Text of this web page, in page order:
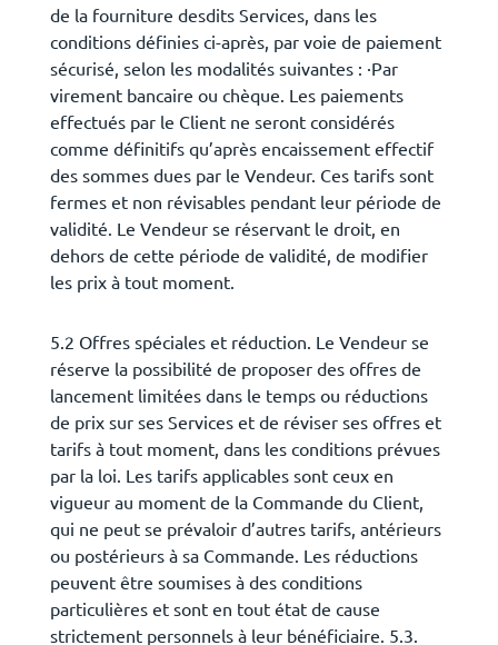
de la fourniture desdits Services, dans les
conditions définies ci-après, par voie de paiement
sécurisé, selon les modalités suivantes : ·Par
virement bancaire ou chèque. Les paiements
effectués par le Client ne seront considérés
comme définitifs qu’après encaissement effectif
des sommes dues par le Vendeur. Ces tarifs sont
fermes et non révisables pendant leur période de
validité. Le Vendeur se réservant le droit, en
dehors de cette période de validité, de modifier
les prix à tout moment.
5.2 Offres spéciales et réduction. Le Vendeur se
réserve la possibilité de proposer des offres de
lancement limitées dans le temps ou réductions
de prix sur ses Services et de réviser ses offres et
tarifs à tout moment, dans les conditions prévues
par la loi. Les tarifs applicables sont ceux en
vigueur au moment de la Commande du Client,
qui ne peut se prévaloir d’autres tarifs, antérieurs
ou postérieurs à sa Commande. Les réductions
peuvent être soumises à des conditions
particulières et sont en tout état de cause
strictement personnels à leur bénéficiaire. 5.3.